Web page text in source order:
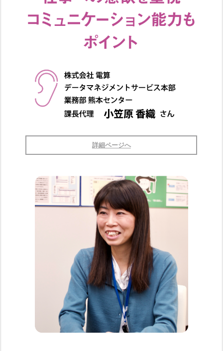
詳細ページへ